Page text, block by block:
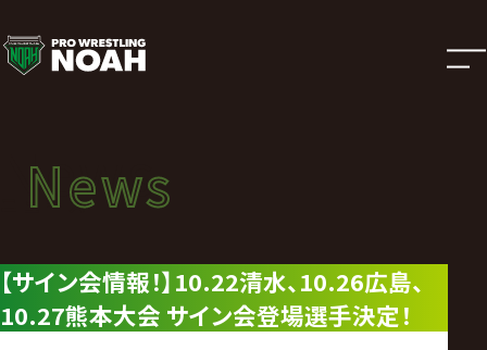
ニ
ュ
ー
ス
|
プ
News
ニュース
News
【サイン会情報！】10.22清水、10.26広島、
10.27熊本大会 サイン会登場選手決定！